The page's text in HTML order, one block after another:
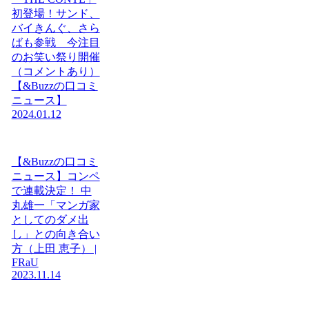
初登場！サンド、
バイきんぐ、さら
ばも参戦 今注目
のお笑い祭り開催
（コメントあり）
【&Buzzの口コミ
ニュース】
2024.01.12
【&Buzzの口コミ
ニュース】コンペ
で連載決定！ 中
丸雄一「マンガ家
としてのダメ出
し」との向き合い
方（上田 恵子） |
FRaU
2023.11.14